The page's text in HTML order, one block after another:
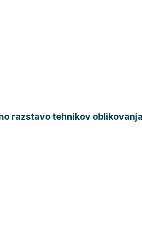
razstavo tehnikov